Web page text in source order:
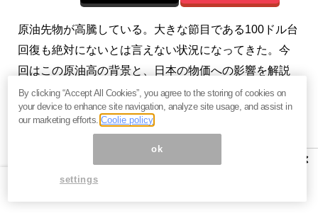
原油先物が高騰している。大きな節目である100ドル台
回復も絶対にないとは言えない状況になってきた。今
回はこの原油高の背景と、日本の物価への影響を解説
する。（『牛さん熊さんの本日の債券』久保田博幸）
※『牛さん熊さんの本日の債券
方に発行いたします。また、昼にコラムの配信も行な
います。興味を持たれた方はぜひこの機会に
て無料のお試し購読
×
By clicking “Accept All Cookies”, you agree to the storing of cookies on
your device to enhance site navigation, analyze site usage, and assist in
our marketing efforts.Coolie policy
ok
settings